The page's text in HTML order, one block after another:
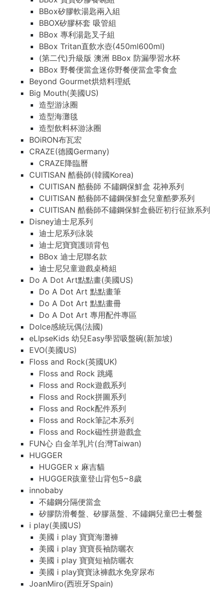
BBox矽膠軟湯匙兩入組
BBOX矽膠杯套 吸管組
BBox 專利湯匙叉子組
BBox Tritan直飲水壺(450ml600ml)
(第二代)升級版 澳洲 BBox 防漏學習水杯
BBox 野餐便當盒迷你野餐便當盒零食盒
Beyond Gourmet烘焙料理紙
Big Mouth(美國US)
造型游泳圈
造型海灘毯
造型飲料杯游泳圈
BOiRON布瓦宏
CRAZE(德國Germany)
CRAZE降臨曆
CUITISAN 酷藝師(韓國Korea)
CUITISAN 酷藝師 不鏽鋼保鮮盒 花神系列
CUITISAN 酷藝師不鏽鋼保鮮盒兒童酷夢系列
CUITISAN 酷藝師不鏽鋼保鮮盒藝匠初行征旅系列
Disney迪士尼系列
迪士尼系列泳裝
迪士尼寶寶護頭背包
BBox 迪士尼聯名款
迪士尼兒童遊戲桌椅組
Do A Dot Art點點畫(美國US)
Do A Dot Art 點點畫筆
Do A Dot Art 點點畫冊
Do A Dot Art 專用配件專區
Dolce感統玩偶(法國)
eLIpseKids 幼兒Easy學習吸盤碗(新加坡)
EVO(美國US)
Floss and Rock(英國UK)
Floss and Rock 跳繩
Floss and Rock遊戲系列
Floss and Rock拼圖系列
Floss and Rock配件系列
Floss and Rock筆記本系列
Floss and Rock磁性拼遊戲盒
FUN心 白金羊乳片(台灣Taiwan)
HUGGER
HUGGER x 麻吉貓
HUGGER孩童登山背包5~8歲
innobaby
不鏽鋼分隔便當盒
矽膠防滑餐盤、矽膠蒸盤、不鏽鋼兒童巴士餐盤
i play(美國US)
美國 i play 寶寶海灘褲
美國 i play 寶寶長袖防曬衣
美國 i play 寶寶短袖防曬衣
美國 i play寶寶泳褲戲水免穿尿布
JoanMiro(西班牙Spain)